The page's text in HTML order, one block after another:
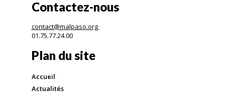
Contactez-nous
contact@malpaso.org
01.75.77.24.00
Plan du site
Accueil
Actualités